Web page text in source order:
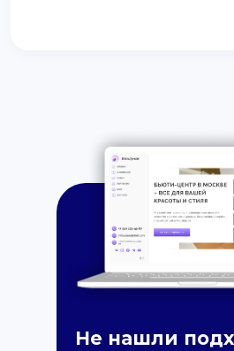
Не нашли